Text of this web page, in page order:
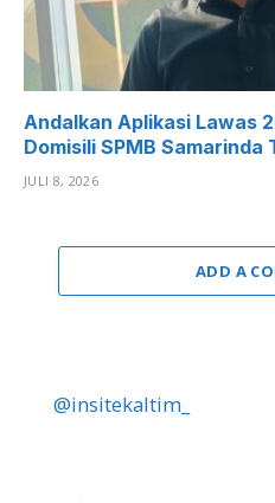
Andalkan Aplikasi Lawas
Domisili SPMB
JULI 8, 2026
ADD A
@insitekaltim_